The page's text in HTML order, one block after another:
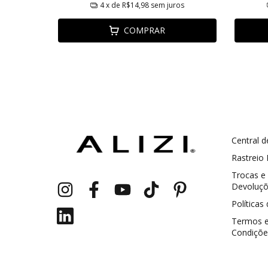
4x de R$14,98 sem juros
COMPRAR
Central
Rastreio
Trocas e
Políticas
Termos e
Cupom 1a compra: GANHE5